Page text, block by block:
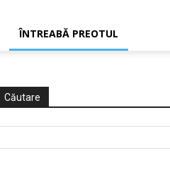
ÎNTREABĂ PREOTUL
Căutare